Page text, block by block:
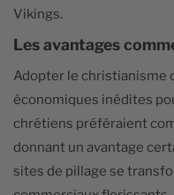
Vikings.
Les avantages
Adopter le christianisme
économiques inédites
chrétiens préféraient
donnant un avantage
sites de pillage se